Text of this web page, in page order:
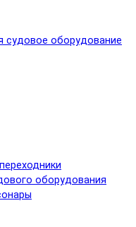
судовое оборудование
оборудования